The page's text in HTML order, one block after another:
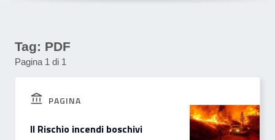
Tag: PDF
Pagina 1 di 1
PAGINA
Il Rischio incendi boschivi